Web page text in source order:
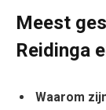
Meest
Reidinga
Waarom